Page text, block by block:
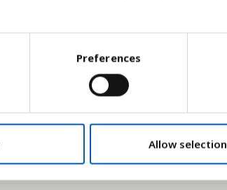
Preferences
Allow selection